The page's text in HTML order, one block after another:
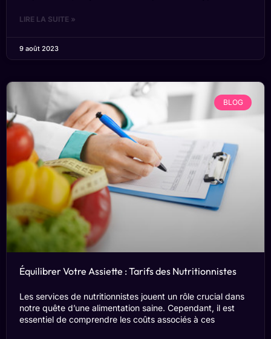
LIRE LA SUITE »
9 août 2023
BLOG
Équilibrer Votre Assiette : Tarifs des Nutritionnistes
Les services de nutritionnistes jouent un rôle crucial dans
notre quête d’une alimentation saine. Cependant, il est
essentiel de comprendre les coûts associés à ces